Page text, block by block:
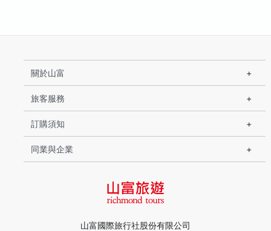
山富國際旅行社股份有限公司
關於山富
旅客服務
訂購須知
同業與企業